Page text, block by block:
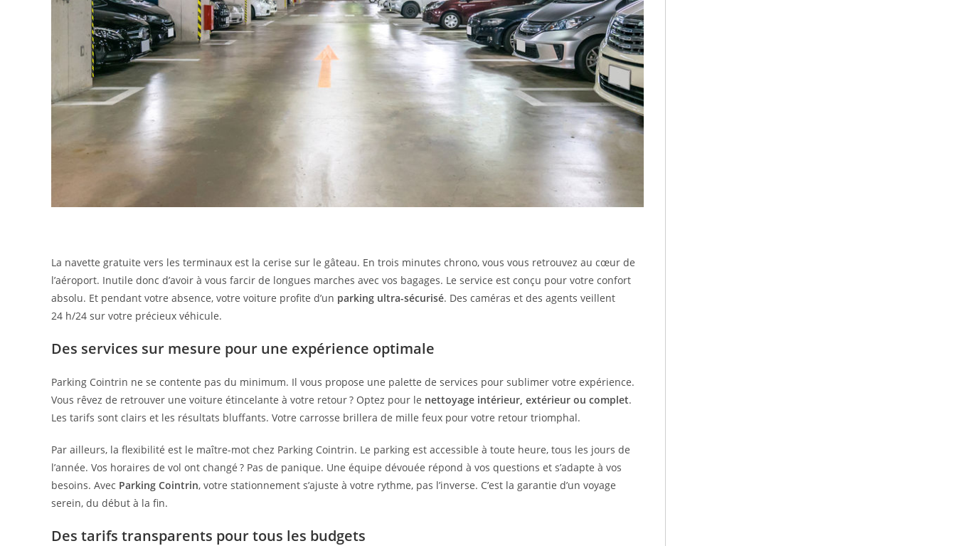
La navette gratuite vers les terminaux est la cerise sur le gâteau. En trois minutes chrono, vous vous retrouvez au cœur de
l’aéroport. Inutile donc d’avoir à vous farcir de longues marches avec vos bagages. Le service est conçu pour votre confort
absolu. Et pendant votre absence, votre voiture profite d’un parking ultra-sécurisé. Des caméras et des agents veillent
24 h/24 sur votre précieux véhicule.
Des services sur mesure pour une expérience optimale
Parking Cointrin ne se contente pas du minimum. Il vous propose une palette de services pour sublimer votre expérience.
Vous rêvez de retrouver une voiture étincelante à votre retour ? Optez pour le nettoyage intérieur, extérieur ou complet.
Les tarifs sont clairs et les résultats bluffants. Votre carrosse brillera de mille feux pour votre retour triomphal.
Par ailleurs, la flexibilité est le maître-mot chez Parking Cointrin. Le parking est accessible à toute heure, tous les jours de
l’année. Vos horaires de vol ont changé ? Pas de panique. Une équipe dévouée répond à vos questions et s’adapte à vos
besoins. Avec Parking Cointrin, votre stationnement s’ajuste à votre rythme, pas l’inverse. C’est la garantie d’un voyage
serein, du début à la fin.
Des tarifs transparents pour tous les budgets